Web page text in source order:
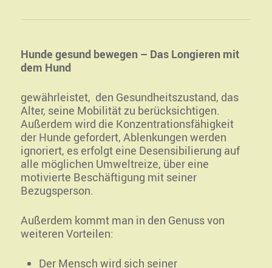
Hunde gesund bewegen – Das Longieren mit
dem Hund
gewährleistet, den Gesundheitszustand, das
Alter, seine Mobilität zu berücksichtigen.
Außerdem wird die Konzentrationsfähigkeit
der Hunde gefordert, Ablenkungen werden
ignoriert, es erfolgt eine Desensibilierung auf
alle möglichen Umweltreize, über eine
motivierte Beschäftigung mit seiner
Bezugsperson.
Außerdem kommt man in den Genuss von
weiteren Vorteilen:
Der Mensch wird sich seiner